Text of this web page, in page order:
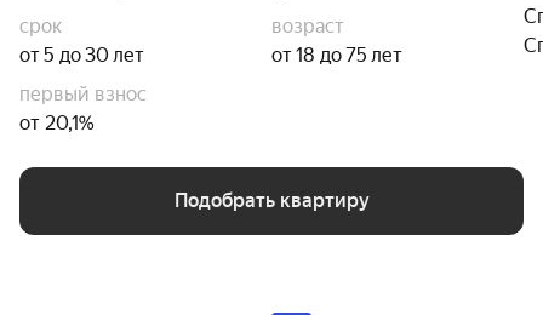
срок
от 5 до 30 лет
возраст
от 18 до 75 лет
первый взнос
от 20,1%
Подобрать квартиру